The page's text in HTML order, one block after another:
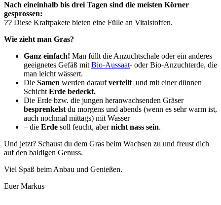
Nach eineinhalb bis drei Tagen sind die meisten Körner
gesprossen:
?? Diese Kraftpakete bieten eine Fülle an Vitalstoffen.
Wie zieht man Gras?
Ganz einfach! Man füllt die Anzuchtschale oder ein anderes
geeignetes Gefäß mit Bio-Aussaat- oder Bio-Anzuchterde, die
man leicht wässert.
Die Samen werden daraufverteilt und mit einer dünnen
Schicht Erde bedeckt.
Die Erde bzw. die jungen heranwachsenden Gräser
besprenkelst du morgens und abends (wenn es sehr warm ist,
auch nochmal mittags) mit Wasser
– die Erde soll feucht, abernicht nass sein.
Und jetzt? Schaust du dem Gras beim Wachsen zu und freust dich
auf den baldigen Genuss.
Viel Spaß beim Anbau und Genießen.
Euer Markus